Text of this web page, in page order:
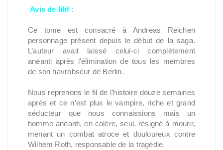
Avis de lilif :
Ce tome est consacré à Andreas Reichen
personnage présent depuis le début de la saga.
L’auteur avait laissé celui-ci complètement
anéanti après l'élimination de tous les membres
de son havrobscur de Berlin.
Nous reprenons le fil de l’histoire douze semaines
après et ce n’est plus le vampire, riche et grand
séducteur que nous connaissions mais un
homme anéanti, en colère, seul, résigné à mourir,
menant un combat atroce et douloureux contre
Wilhem Roth, responsable de la tragédie.